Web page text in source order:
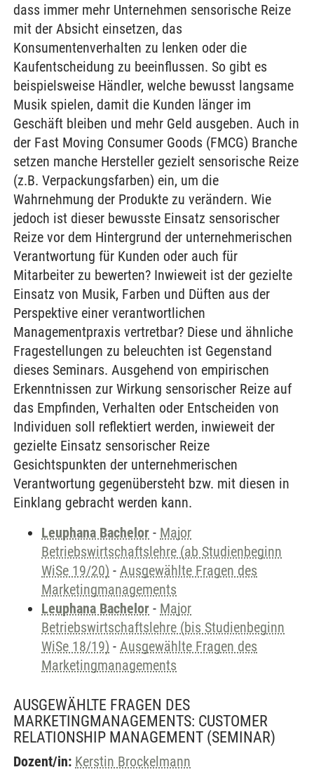
dass immer mehr Unternehmen sensorische Reize
mit der Absicht einsetzen, das
Konsumentenverhalten zu lenken oder die
Kaufentscheidung zu beeinflussen. So gibt es
beispielsweise Händler, welche bewusst langsame
Musik spielen, damit die Kunden länger im
Geschäft bleiben und mehr Geld ausgeben. Auch in
der Fast Moving Consumer Goods (FMCG) Branche
setzen manche Hersteller gezielt sensorische Reize
(z.B. Verpackungsfarben) ein, um die
Wahrnehmung der Produkte zu verändern. Wie
jedoch ist dieser bewusste Einsatz sensorischer
Reize vor dem Hintergrund der unternehmerischen
Verantwortung für Kunden oder auch für
Mitarbeiter zu bewerten? Inwieweit ist der gezielte
Einsatz von Musik, Farben und Düften aus der
Perspektive einer verantwortlichen
Managementpraxis vertretbar? Diese und ähnliche
Fragestellungen zu beleuchten ist Gegenstand
dieses Seminars. Ausgehend von empirischen
Erkenntnissen zur Wirkung sensorischer Reize auf
das Empfinden, Verhalten oder Entscheiden von
Individuen soll reflektiert werden, inwieweit der
gezielte Einsatz sensorischer Reize
Gesichtspunkten der unternehmerischen
Verantwortung gegenübersteht bzw. mit diesen in
Einklang gebracht werden kann.
Leuphana Bachelor - Major
Betriebswirtschaftslehre (ab Studienbeginn
WiSe 19/20) - Ausgewählte Fragen des
Marketingmanagements
Leuphana Bachelor - Major
Betriebswirtschaftslehre (bis Studienbeginn
WiSe 18/19) - Ausgewählte Fragen des
Marketingmanagements
AUSGEWÄHLTE FRAGEN DES
MARKETINGMANAGEMENTS: CUSTOMER
RELATIONSHIP MANAGEMENT (SEMINAR)
Dozent/in: Kerstin Brockelmann